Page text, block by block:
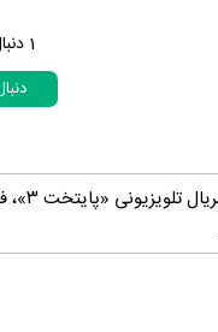
1
فارا بخشی‌نژاد، مسئول هنروران سینما و